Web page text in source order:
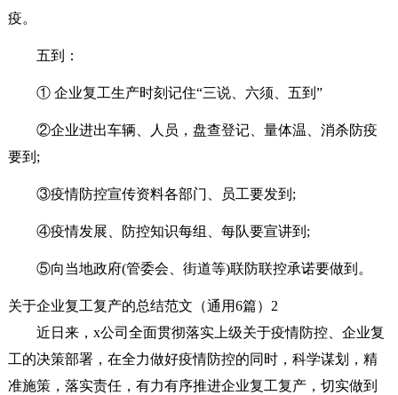
疫。
五到：
① 企业复工生产时刻记住“三说、六须、五到”
②企业进出车辆、人员，盘查登记、量体温、消杀防疫
要到;
③疫情防控宣传资料各部门、员工要发到;
④疫情发展、防控知识每组、每队要宣讲到;
⑤向当地政府(管委会、街道等)联防联控承诺要做到。
关于企业复工复产的总结范文（通用6篇）2
近日来，x公司全面贯彻落实上级关于疫情防控、企业复
工的决策部署，在全力做好疫情防控的同时，科学谋划，精
准施策，落实责任，有力有序推进企业复工复产，切实做到